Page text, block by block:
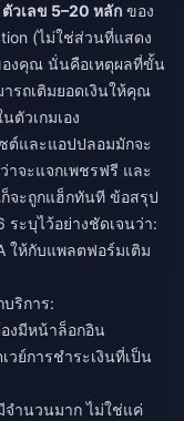
ตัวเลข 5–20 หลัก ของ
(ไม่ใช่ส่วนที่แสดง
องคุณ นั่นคือเหตุผลที่ขั้น
รถเติมยอดเงินให้คุณ
ตัวเกมเอง
ต์และแอปปลอมมักจะ
จะแจกเพชรฟรี และ
ะถูกแฮ็กทันที ข้อสรุป
ะบุไว้อย่างชัดเจนว่า:
ให้กับแพลตฟอร์มเติม
ริการ:
งมีหน้าล็อกอิน
ย์การชำระเงินที่เป็น
จำนวนมาก ไม่ใช่แค่